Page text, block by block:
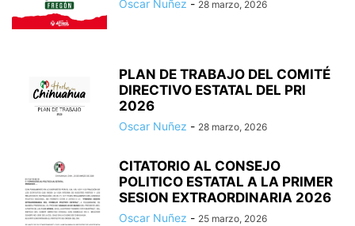
Oscar Nuñez - 28 marzo, 2026
PLAN DE TRABAJO DEL COMITÉ
DIRECTIVO ESTATAL DEL PRI
2026
Oscar Nuñez - 28 marzo, 2026
CITATORIO AL CONSEJO
POLITICO ESTATAL A LA PRIMER
SESION EXTRAORDINARIA 2026
Oscar Nuñez - 25 marzo, 2026